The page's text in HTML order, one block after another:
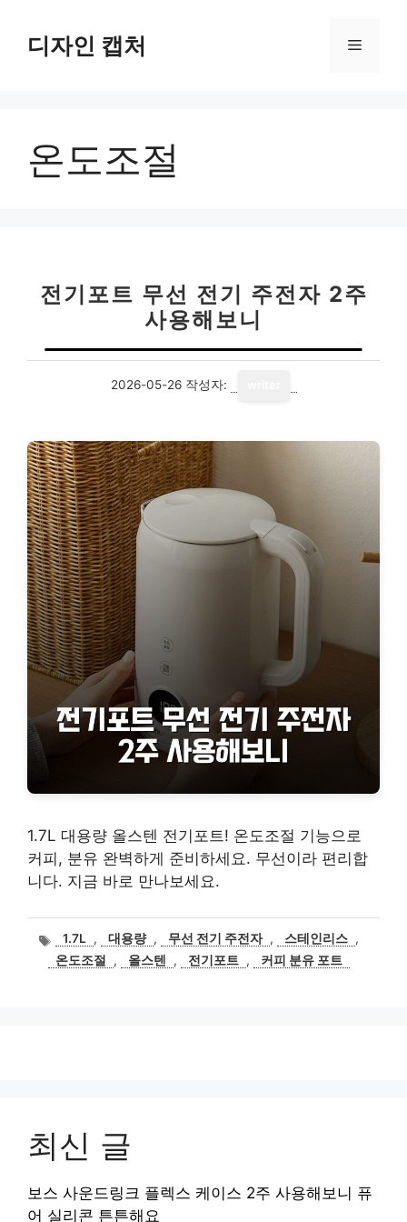
디자인 캡처 메
온도조절
전기포트 무선 전기 주전자 2주
사용해보니
2026-05-26 작성자:
1.7L 대용량 올스텐 전기포트! 온도조절 기능으로
커피, 분유 완벽하게 준비하세요. 무선이라 편리합
니다. 지금 바로 만나보세요.
태
그
1.7L , 대용량 , 무선 전기 주전자 , 스테인리스 ,
온도조절
, 올스텐 , 전기포트 , 커피 분유 포트
최신 글
보스 사운드링크 플렉스 케이스 2주 사용해보니 퓨
어 실리콘 튼튼해요